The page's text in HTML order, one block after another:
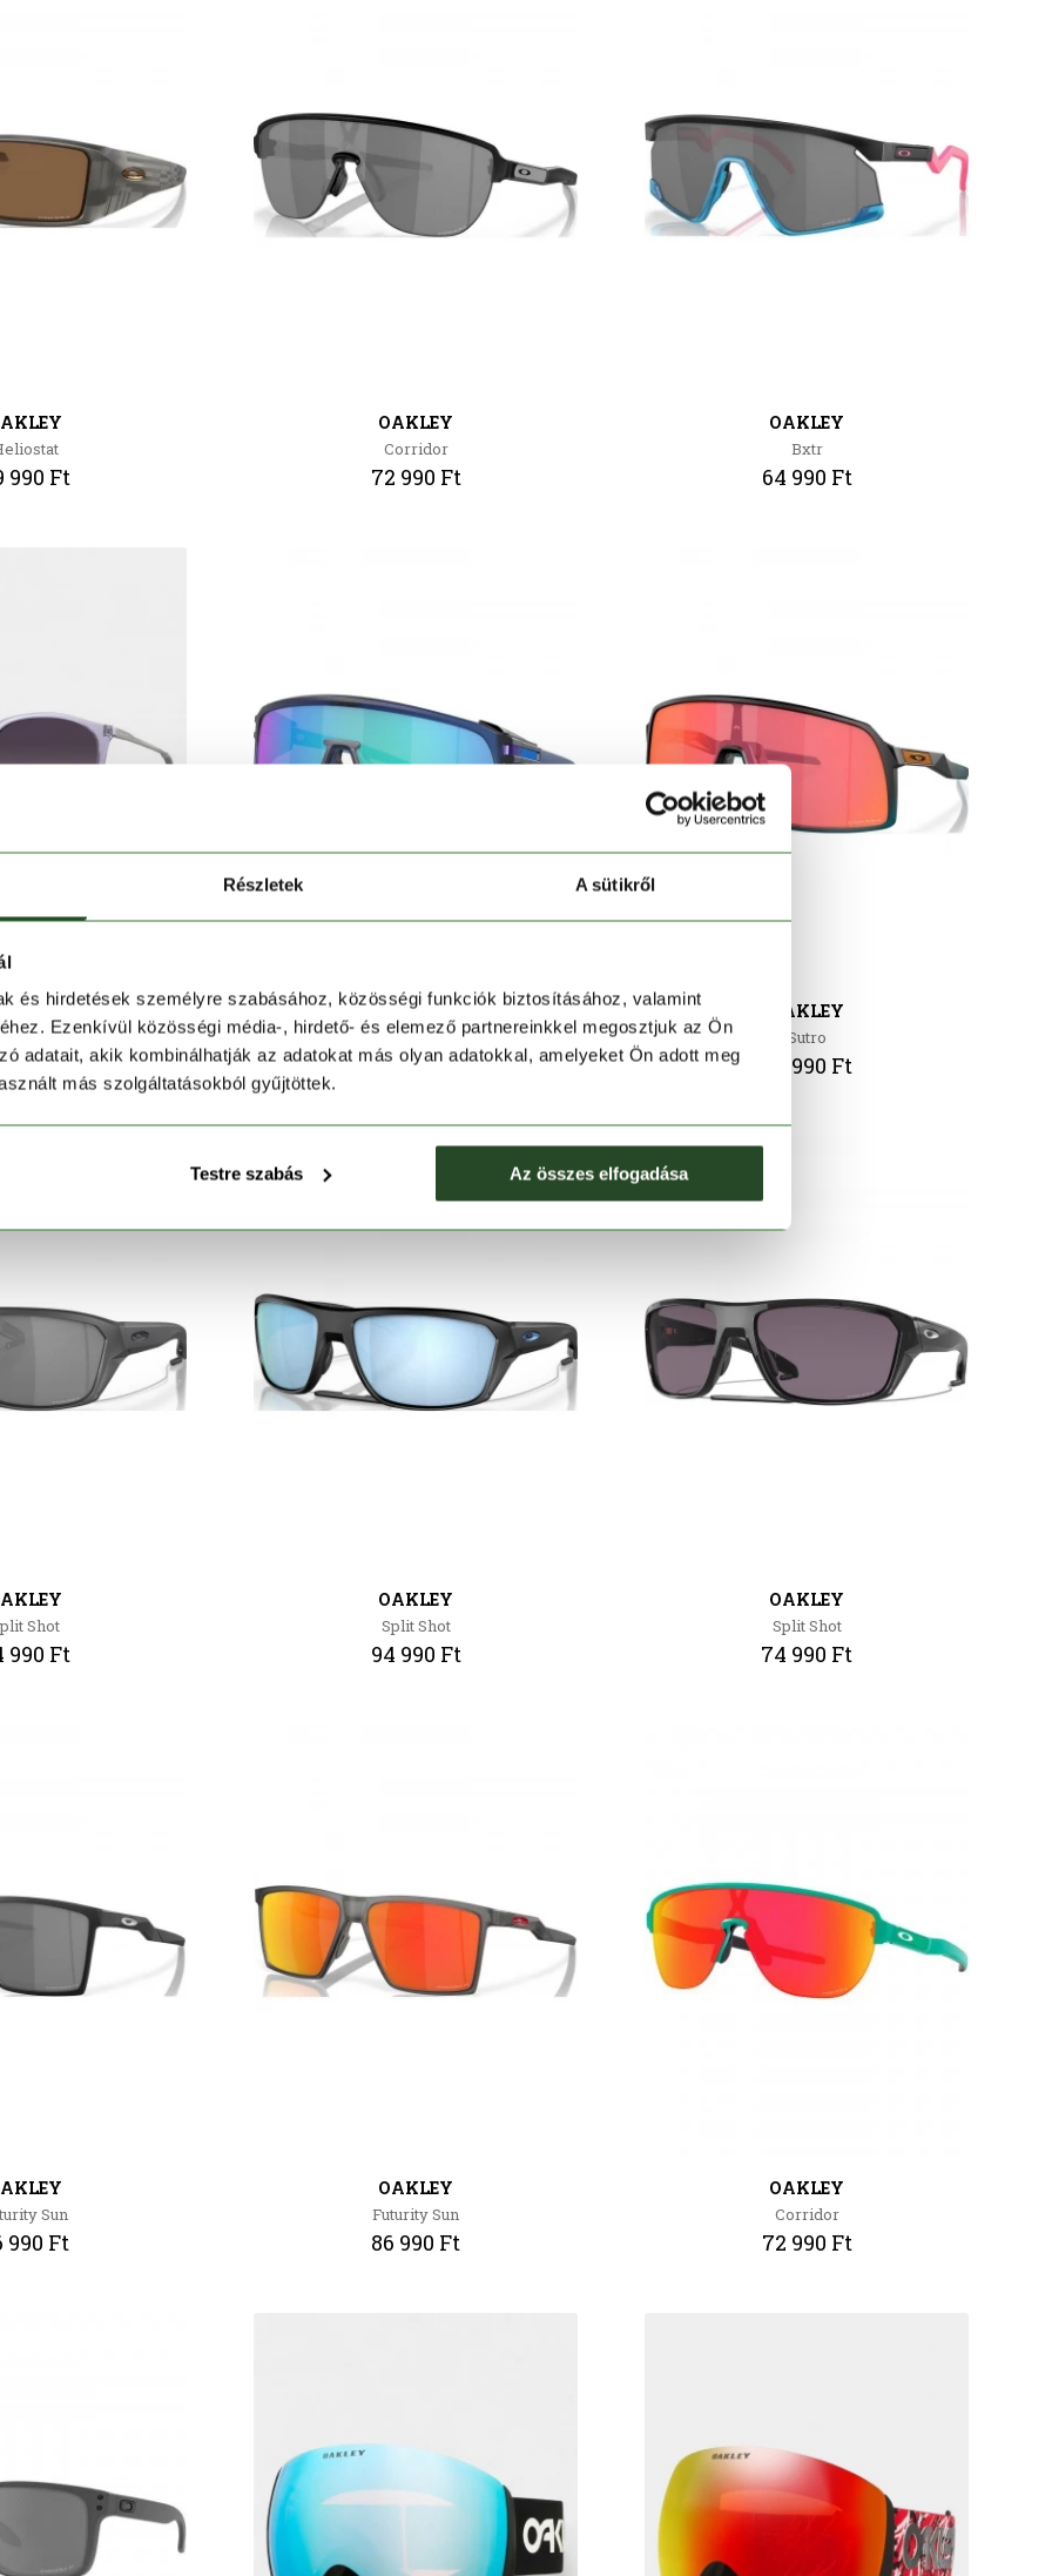
Részletek A sütikről
és hirdetések személyre szabásához, közösségi funkciók biztosításához, valamint
Ezenkívül közösségi média-, hirdető- és elemező partnereinkkel megosztjuk az Ön
adatait, akik kombinálhatják az adatokat más olyan adatokkal, amelyeket Ön adott meg
más szolgáltatásokból gyűjtöttek.
Testre szabás Az összes elfogadása
990 Ft
OAKLEY
Corridor
72 990 Ft
OAKLEY
Bxtr
64 990 Ft
Sielo
990 Ft
OAKLEY
Latch Panel
78 990 Ft
OAKLEY
Sutro
64 990 Ft
Shot
990 Ft
OAKLEY
Split Shot
94 990 Ft
OAKLEY
Split Shot
74 990 Ft
Sun
990 Ft
OAKLEY
Futurity Sun
86 990 Ft
OAKLEY
Corridor
72 990 Ft